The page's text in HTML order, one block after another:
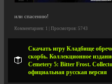
или спасению!
Комментариев: 1 | Просмотров: 5743
Скачать игру Кладбище
скорбь. Коллекционное
Cemetery 5: Bitter Frost.
официальная русская версия